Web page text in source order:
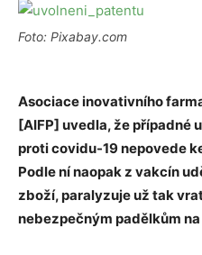
Foto: Pixabay.com
Asociace inovativního
[AIFP] uvedla, že případné
proti covidu-19 nepovede
Podle ní naopak z vakcín
zboží, paralyzuje už tak
nebezpečným padělkům